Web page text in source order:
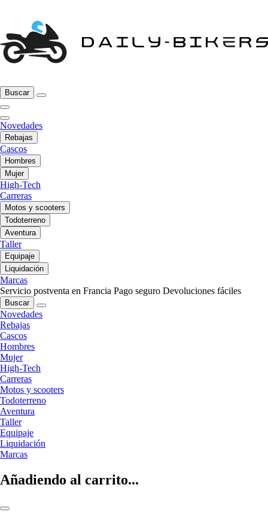
Buscar
Novedades
Rebajas
Cascos
Hombres
Mujer
High-Tech
Carreras
Motos y scooters
Todoterreno
Aventura
Taller
Equipaje
Liquidación
Marcas
Servicio postventa en Francia Pago seguro Devoluciones fáciles
Buscar
Novedades
Rebajas
Cascos
Hombres
Mujer
High-Tech
Carreras
Motos y scooters
Todoterreno
Aventura
Taller
Equipaje
Liquidación
Marcas
Añadiendo al carrito...